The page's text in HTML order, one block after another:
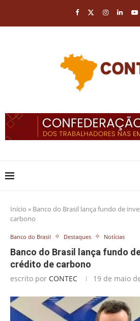
Início » Banco do Brasil lança fundo de
carbono
Banco do Brasil Destaques Notícias
Banco do Brasil lança fundo
crédito de carbono
escrito por CONTEC 19 de maio